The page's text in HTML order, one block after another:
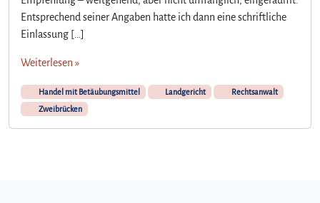
Entsprechend seiner Angaben hatte ich dann eine schriftliche
Einlassung […]
Weiterlesen »
Handel mit Betäubungsmittel Landgericht
Rechtsanwalt
Zweibrücken